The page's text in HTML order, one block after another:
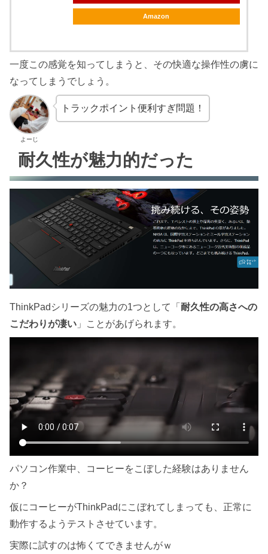
Amazon
一度この感覚を知ってしまうと、その快適な操作性の虜に
なってしまうでしょう。
よーじ
トラックポイント便利すぎ問題！
耐久性が魅力的だった
ThinkPadシリーズの魅力の1つとして「 耐久性の高さへの
こだわりが凄い 」ことがあげられます。
パソコン作業中、コーヒーをこぼした経験はありません
か？
仮にコーヒーがThinkPadにこぼれてしまっても、正常に
動作するようテストさせています。
実際に試すのは怖くてできませんがｗ